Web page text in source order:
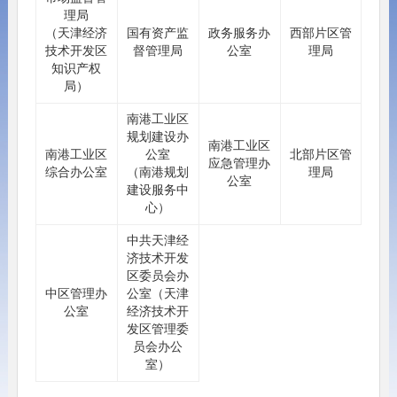
理局
（天津经济
技术开发区
知识产权
局）
国有资产监
督管理局
政务服务办
公室
西部片区管
理局
南港工业区
综合办公室
南港工业区
规划建设办
公室
（南港规划
建设服务中
心）
南港工业区
应急管理办
公室
北部片区管
理局
中区管理办
公室
中共天津经
济技术开发
区委员会办
公室（天津
经济技术开
发区管理委
员会办公
室）